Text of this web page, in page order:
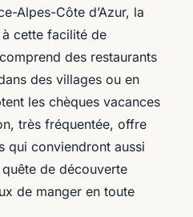
Alpes-Côte d’Azur, la
à cette facilité de
des restaurants
des villages ou en
les chèques vacances
très fréquentée, offre
qui conviendront aussi
de découverte
de manger en toute